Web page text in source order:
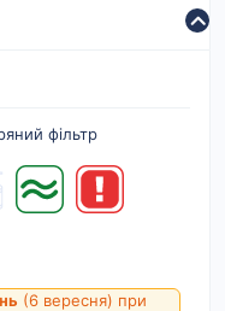
фільтр
(6 вересня) при